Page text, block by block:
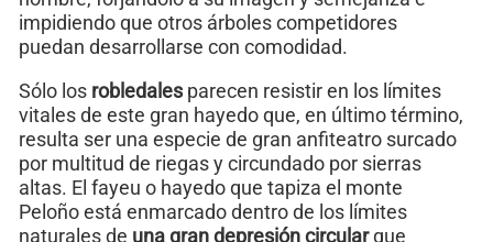
impidiendo que otros árboles competidores
puedan desarrollarse con comodidad.
Sólo los robledalesparecen resistir en los límites
vitales de este gran hayedo que, en último término,
resulta ser una especie de gran anfiteatro surcado
por multitud de riegas y circundado por sierras
altas. El fayeu o hayedo que tapiza el monte
Peloño está enmarcado dentro de los límites
naturales de una gran depresión circularque